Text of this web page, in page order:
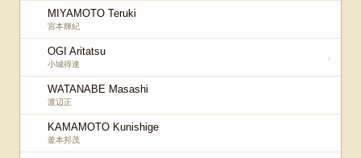
MIYAMOTO Teruki
宮本輝紀
OGI Aritatsu
小城得達
↓
WATANABE Masashi
渡辺正
KAMAMOTO Kunishige
釜本邦茂